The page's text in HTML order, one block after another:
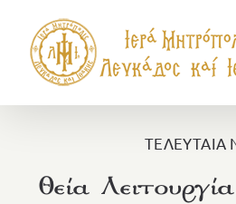
περιεχόμενο
ΤΕΛΕΥΤΑΙΑ
Θεία